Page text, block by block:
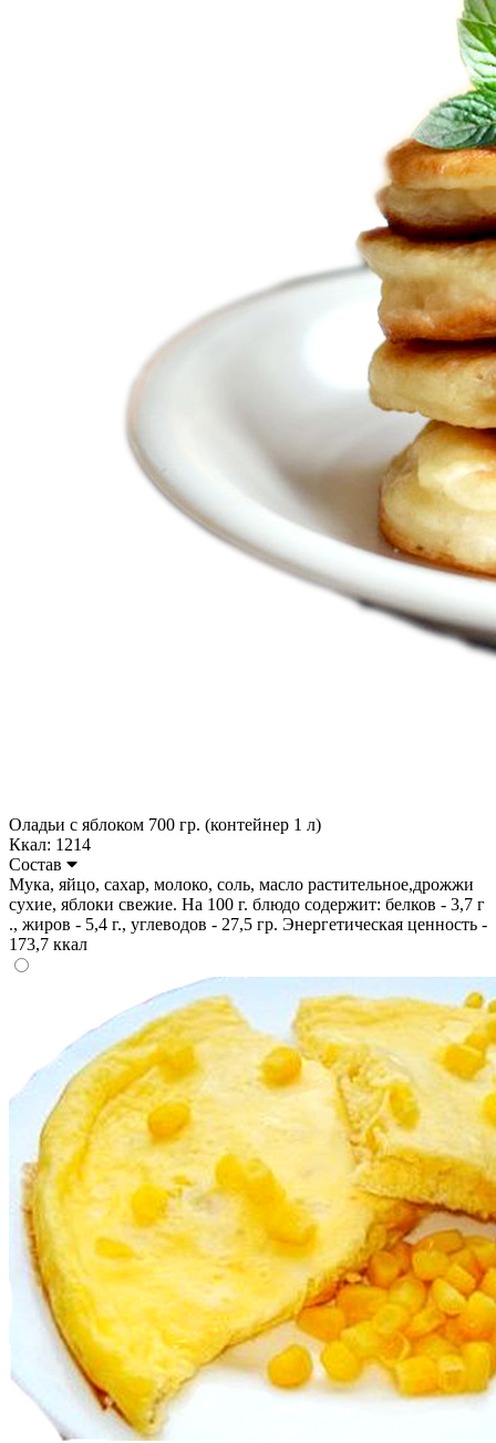
Оладьи с яблоком 700 гр. (контейнер 1 л)
Ккал: 1214
Состав
Мука, яйцо, сахар, молоко, соль, масло растительное,дрожжи
сухие, яблоки свежие. На 100 г. блюдо содержит: белков - 3,7 г
., жиров - 5,4 г., углеводов - 27,5 гр. Энергетическая ценность -
173,7 ккал